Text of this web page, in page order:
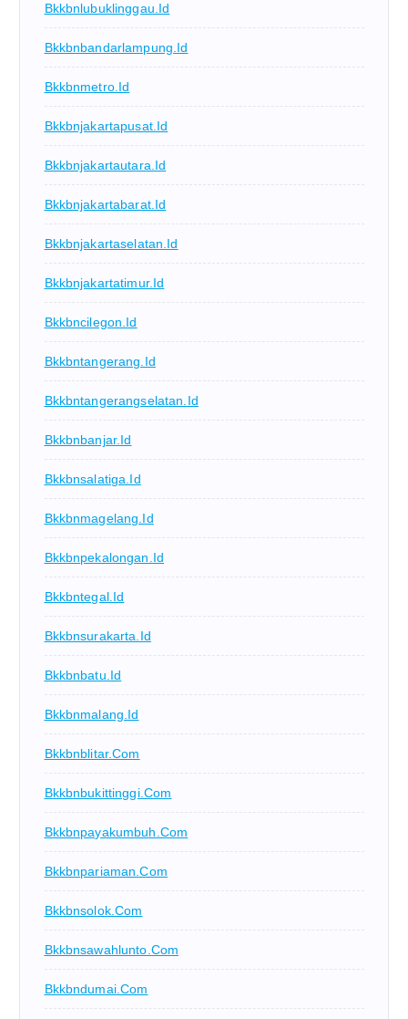
Bkkbnlubuklinggau.id
Bkkbnbandarlampung.id
Bkkbnmetro.id
Bkkbnjakartapusat.id
Bkkbnjakartautara.id
Bkkbnjakartabarat.id
Bkkbnjakartaselatan.id
Bkkbnjakartatimur.id
Bkkbncilegon.id
Bkkbntangerang.id
Bkkbntangerangselatan.id
Bkkbnbanjar.id
Bkkbnsalatiga.id
Bkkbnmagelang.id
Bkkbnpekalongan.id
Bkkbntegal.id
Bkkbnsurakarta.id
Bkkbnbatu.id
Bkkbnmalang.id
Bkkbnblitar.com
Bkkbnbukittinggi.com
Bkkbnpayakumbuh.com
Bkkbnpariaman.com
Bkkbnsolok.com
Bkkbnsawahlunto.com
Bkkbndumai.com